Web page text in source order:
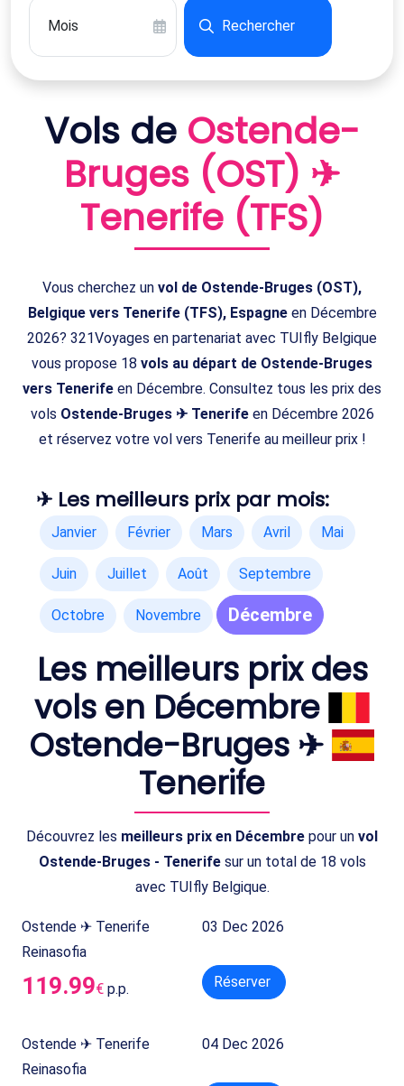
Rechercher
Vols de Ostende-
Bruges (OST) ✈
Tenerife (TFS)
Vous cherchez un vol de Ostende-Bruges (OST),
Belgique vers Tenerife (TFS), Espagneen Décembre
2026? 321Voyages en partenariat avec TUIfly Belgique
vous propose 18 vols au départ de Ostende-Bruges
vers Tenerife en Décembre. Consultez tous les prix des
vols Ostende-Bruges ✈ Tenerifeen Décembre 2026
et réservez votre vol vers Tenerife au meilleur prix !
✈ Les meilleurs prix par mois:
Janvier Février Mars Avril Mai
Juin Juillet Août Septembre
Octobre Novembre Décembre
Les meilleurs prix des
vols en Décembre
Ostende-Bruges ✈
Tenerife
Découvrez les meilleurs prix en Décembre pour un vol
Ostende-Bruges - Tenerifesur un total de 18 vols
avec TUIfly Belgique.
Ostende ✈ Tenerife
Reinasofia
03 Dec 2026
119.99€ p.p. Réserver
Ostende ✈ Tenerife
Reinasofia
04 Dec 2026